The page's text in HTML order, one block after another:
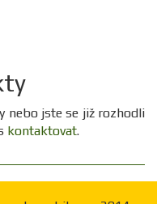
nebo jste se již rozhodli
kontaktovat.